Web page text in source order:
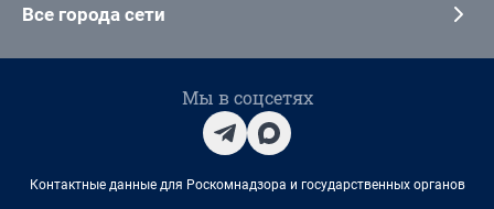
Все города сети
Мы в соцсетях
Контактные данные для Роскомнадзора и государственных органов